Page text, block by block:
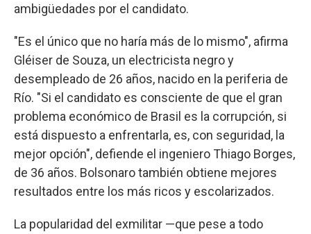
ambigüedades por el candidato.
"Es el único que no haría más de lo mismo", afirma
Gléiser de Souza, un electricista negro y
desempleado de 26 años, nacido en la periferia de
Río. "Si el candidato es consciente de que el gran
problema económico de Brasil es la corrupción, si
está dispuesto a enfrentarla, es, con seguridad, la
mejor opción", defiende el ingeniero Thiago Borges,
de 36 años. Bolsonaro también obtiene mejores
resultados entre los más ricos y escolarizados.
La popularidad del exmilitar —que pese a todo